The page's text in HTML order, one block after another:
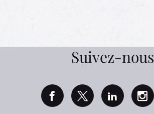
Suivez-nous